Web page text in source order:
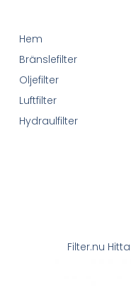
Filter.nu
Hem
Bränslefilter
Oljefilter
Luftfilter
Hydraulfilter